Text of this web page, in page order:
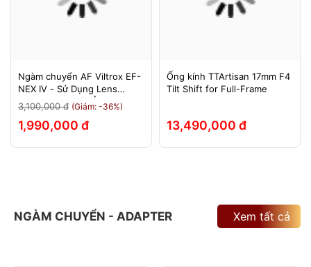
Ngàm chuyển AF Viltrox EF-
NEX IV - Sử Dụng Lens
Canon Trên Máy Ảnh Sony
E-Mount - Bảo Hành 12
Tháng.
3,100,000 đ (Giảm: -36%)
1,990,000 đ
Ống kính TTArtisan 17mm F4
Tilt Shift for Full-Frame
13,490,000 đ
NGÀM CHUYỂN - ADAPTER Xem tất cả